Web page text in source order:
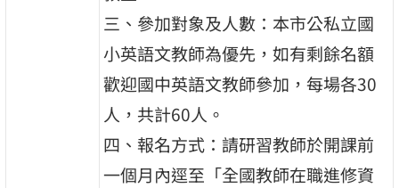
三、參加對象及人數：本市公私立國
小英語文教師為優先，如有剩餘名額
歡迎國中英語文教師參加，每場各30
人，共計60人。
四、報名方式：請研習教師於開課前
一個月內逕至「全國教師在職進修資